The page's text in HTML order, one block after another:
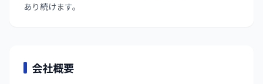
あり続けます。
会社概要